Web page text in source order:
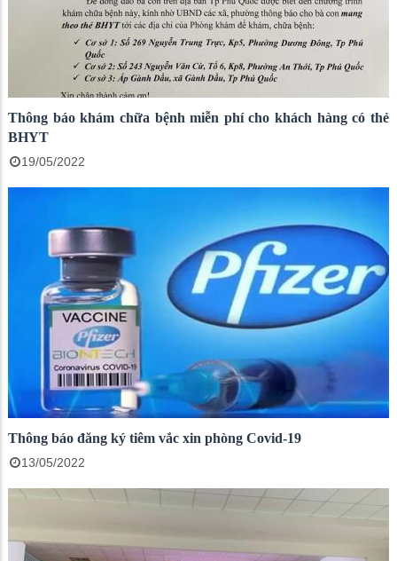
Thông báo khám chữa bệnh miễn phí cho khách hàng có thẻ
BHYT
19/05/2022
Thông báo đăng ký tiêm vắc xin phòng Covid-19
13/05/2022